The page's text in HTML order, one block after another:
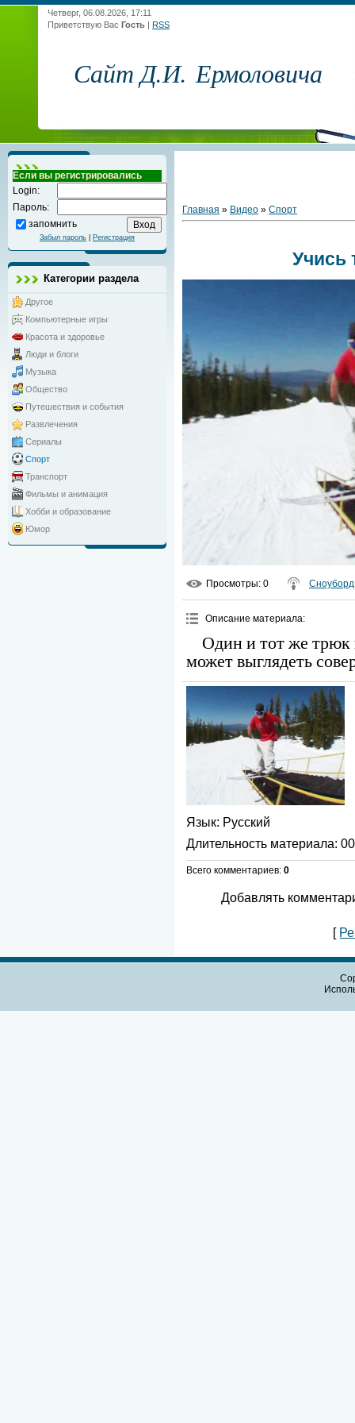
Четверг, 06.08.2026, 17:11
Приветствую Вас Гость | RSS
Сайт Д.И. Ермоловича
Если вы регистрировались
Login:
Пароль:
запомнить
Забыл пароль Регистрация
Категории раздела
Другое
Компьютерные игры
Красота и здоровье
Люди и блоги
Музыка
Общество
Путешествия и события
Развлечения
Сериалы
Спорт
Транспорт
Фильмы и анимация
Хобби и образование
Юмор
Главная » Видео » Спорт
Учись
Просмотры: 0 Сноуборд
Описание материала:
Один и тот же
может выглядеть
Язык: Русский
Длительность материала:
Всего комментариев: 0
Добавлять
[